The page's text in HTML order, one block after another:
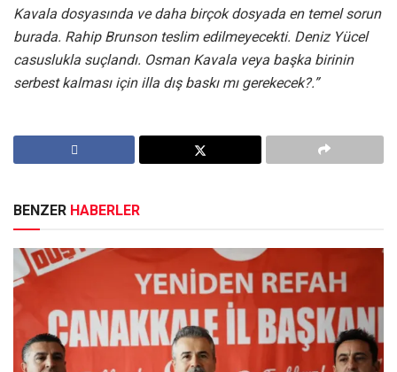
Kavala dosyasında ve daha birçok dosyada en temel sorun
burada. Rahip Brunson teslim edilmeyecekti. Deniz Yücel
casuslukla suçlandı. Osman Kavala veya başka birinin
serbest kalması için illa dış baskı mı gerekecek?.”
BENZER HABERLER